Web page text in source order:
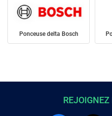
Ponceuse delta Bosch
REJOIGNEZ